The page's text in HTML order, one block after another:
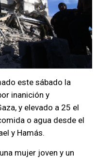
este sábado la
inanición y
y elevado a 25 el
o agua desde el
y Hamás.
mujer joven y un